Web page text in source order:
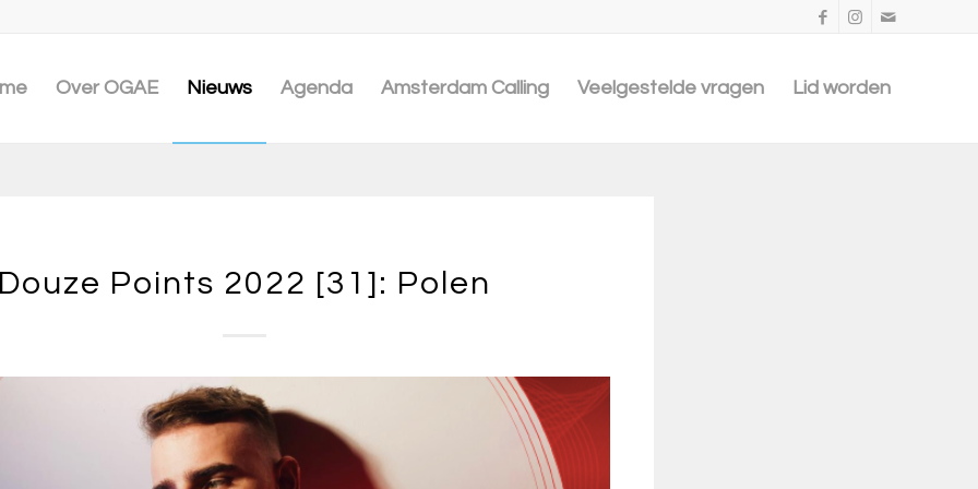
Over OGAE Nieuws Agenda Amsterdam Calling Veelgestelde vragen Lid worden
Points 2022 [31]: Polen